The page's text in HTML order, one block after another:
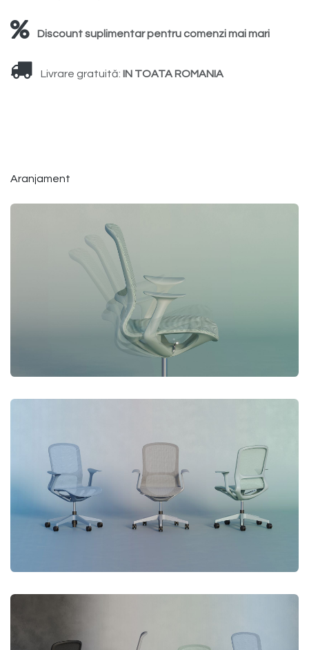
Discount suplimentar pentru comenzi mai mari
Livrare gratuită: IN TOATA ROMANIA
Aranjament